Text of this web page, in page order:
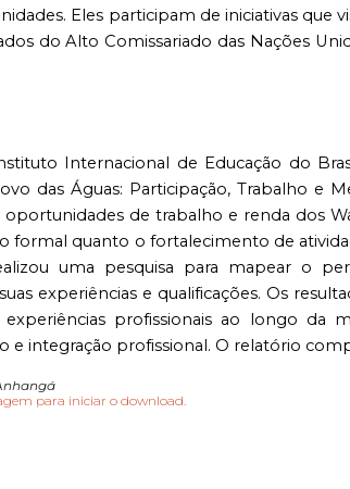
Eles participam de iniciativas que
do Alto Comissariado das Nações
Internacional de Educação do
das Águas: Participação, Trabalho e
oportunidades de trabalho e renda dos
formal quanto o fortalecimento de
uma pesquisa para mapear o
experiências e qualificações. Os
experiências profissionais ao longo da
e integração profissional. O relatório
para iniciar o download.